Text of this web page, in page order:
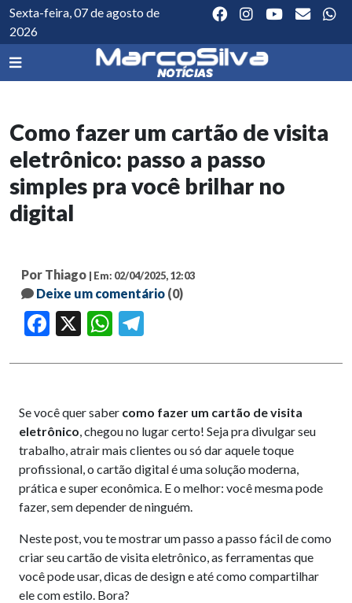
Sexta-feira, 07 de agosto de
2026
Como fazer um cartão de visita
eletrônico: passo a passo
simples pra você brilhar no
digital
Por Thiago | Em: 02/04/2025, 12:03
Deixe um comentário (0)
Facebook WhatsApp
Se você quer saber como fazer um cartão de visita
eletrônico, chegou no lugar certo! Seja pra divulgar seu
trabalho, atrair mais clientes ou só dar aquele toque
profissional, o cartão digital é uma solução moderna,
prática e super econômica. E o melhor: você mesma pode
fazer, sem depender de ninguém.
Neste post, vou te mostrar um passo a passo fácil de como
criar seu cartão de visita eletrônico, as ferramentas que
você pode usar, dicas de design e até como compartilhar
ele com estilo. Bora?